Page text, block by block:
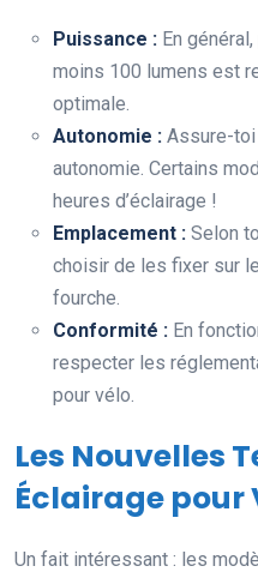
Puissance : En général,
moins 100 lumens est
optimale.
Autonomie : Assure-toi
autonomie. Certains
heures d’éclairage !
Emplacement : Selon
choisir de les fixer sur
fourche.
Conformité : En
respecter les
pour vélo.
Les Nouvelles
Éclairage pour
Un fait intéressant : les